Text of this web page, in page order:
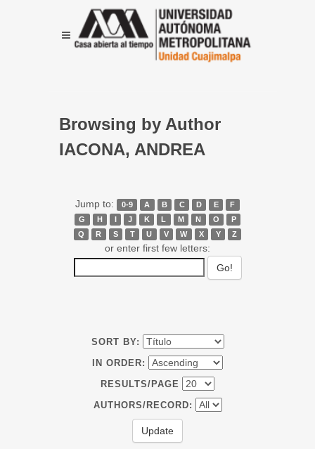
Browsing by Author
IACONA, ANDREA
Jump to: 0-9 A B C D E
F
G
H I J K L M N O
P
Q
R S T U V W X Y Z
or enter first few letters:
SORT BY:
IN ORDER:
RESULTS/PAGE
AUTHORS/RECORD: